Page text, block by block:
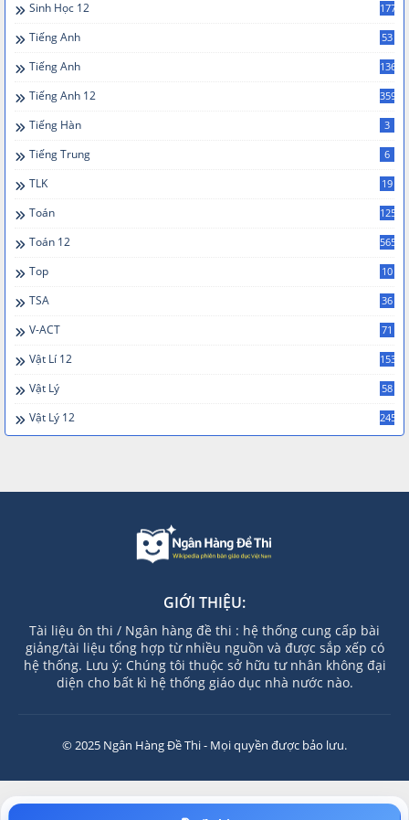
Sinh Học 12 177
Tiếng Anh 53
Tiếng Anh 136
Tiếng Anh 12 359
Tiếng Hàn 3
Tiếng Trung 6
TLK 19
Toán 125
Toán 12 565
Top 10
TSA 36
V-ACT 71
Vật Lí 12 153
Vật Lý 58
Vật Lý 12 245
GIỚI THIỆU:
Tài liệu ôn thi / Ngân hàng đề thi : hệ thống cung cấp bài
giảng/tài liệu tổng hợp từ nhiều nguồn và được sắp xếp có
hệ thống. Lưu ý: Chúng tôi thuộc sở hữu tư nhân không đại
diện cho bất kì hệ thống giáo dục nhà nước nào.
© 2025 Ngân Hàng Đề Thi - Mọi quyền được bảo lưu.